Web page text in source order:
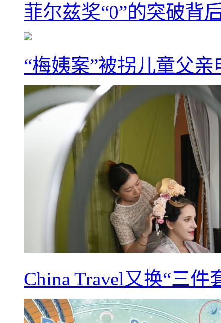
菲尔兹奖“0”的突破背
“梅姨案”被拐儿童父
China Travel又换“三